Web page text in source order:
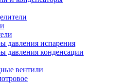
давления испарения
давления конденсации
вентили